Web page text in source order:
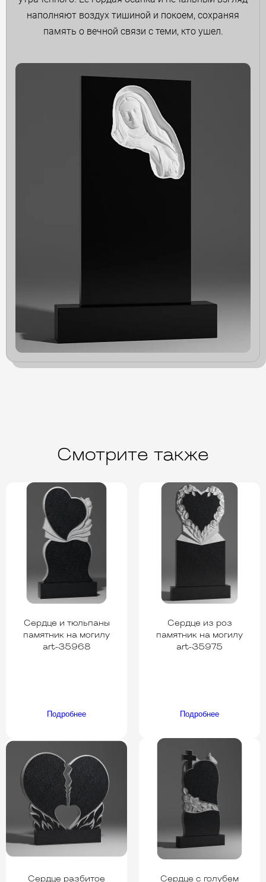
наполняют воздух тишиной и покоем, сохраняя
память о вечной связи с теми, кто ушел.
Смотрите также
Сердце и тюльпаны
памятник на могилу
art-35968
Подробнее
Сердце из роз
памятник на могилу
art-35975
Подробнее
Сердце разбитое
Сердце с голубем